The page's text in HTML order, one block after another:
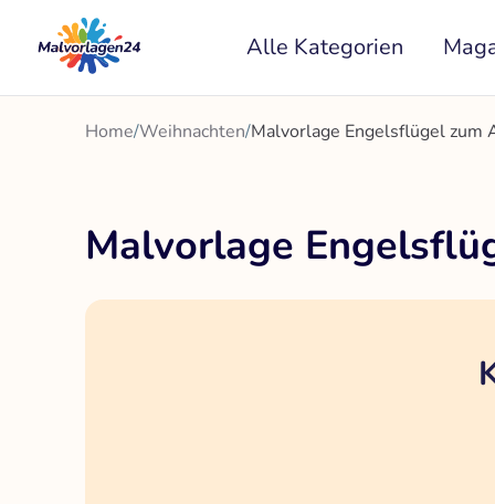
Inhalt
springen
Alle Kategorien
Home/Weihnachten/Malvorlage Engelsflügel zum
Malvorlage